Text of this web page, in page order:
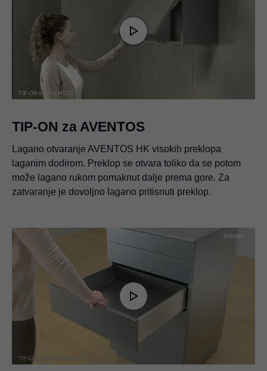
Video
Player
loading.Play
TIP-ON za AVENTOS
Lagano otvaranje AVENTOS HK visokih preklopa
laganim dodirom. Preklop se otvara toliko da se potom
može lagano rukom pomaknut dalje prema gore. Za
zatvaranje je dovoljno lagano pritisnuti preklop.
Play
Video